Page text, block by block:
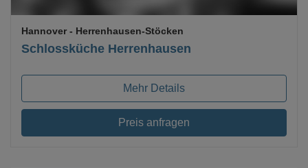
Schlossküche Herrenhausen
Hannover - Herrenhausen-Stöcken
Mehr Details
Preis anfragen